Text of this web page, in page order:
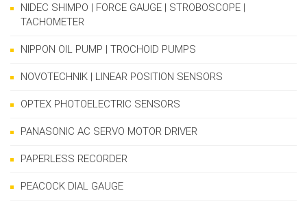
NIDEC SHIMPO | FORCE GAUGE | STROBOSCOPE |
TACHOMETER
NIPPON OIL PUMP | TROCHOID PUMPS
NOVOTECHNIK | LINEAR POSITION SENSORS
OPTEX PHOTOELECTRIC SENSORS
PANASONIC AC SERVO MOTOR DRIVER
PAPERLESS RECORDER
PEACOCK DIAL GAUGE